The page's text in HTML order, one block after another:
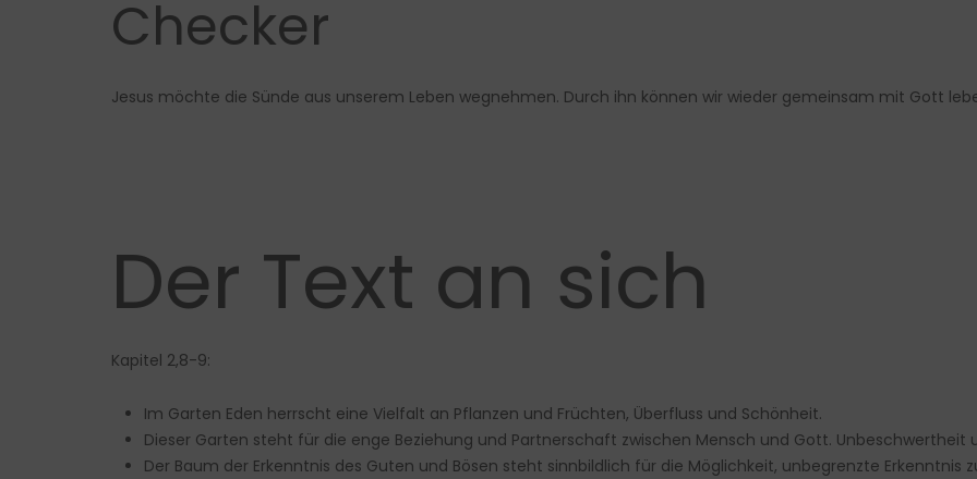
Checker
Jesus möchte die Sünde aus unserem Leben wegnehmen. Durch ihn können wir wieder gemeinsam mit Gott
Der Text an sich
Kapitel 2,8-9:
Im Garten Eden herrscht eine Vielfalt an Pflanzen und Früchten, Überfluss und Schönheit.
Dieser Garten steht für die enge Beziehung und Partnerschaft zwischen Mensch und Gott. Unbeschwertheit
Der Baum der Erkenntnis des Guten und Bösen steht sinnbildlich für die Möglichkeit, unbegrenzte